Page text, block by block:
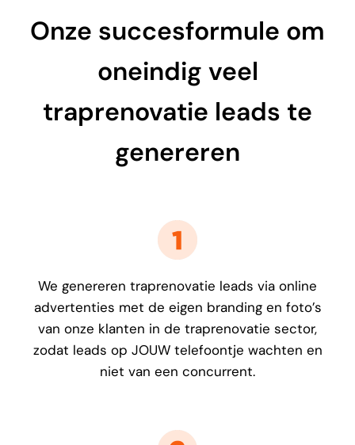
Onze succesformule om
oneindig veel
traprenovatie leads te
genereren
We genereren traprenovatie leads via online
advertenties met de eigen branding en foto’s
van onze klanten in de traprenovatie sector,
zodat leads op JOUW telefoontje wachten en
niet van een concurrent.